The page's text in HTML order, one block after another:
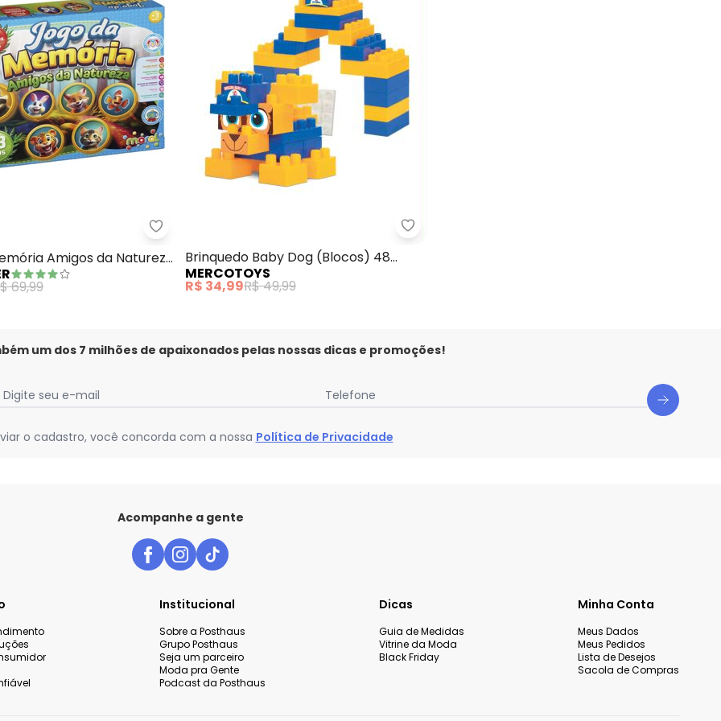
Botijão Sortido
Lar e Lazer - Jogo da Memória Amigos da Natureza (Colorido)
Amigos da Natureza
69,99
Mercotoys - Brinquedo Baby Dog (Blocos) 48
Brinquedo Baby Dog (Blocos) 48
Peças
MERCOTOYS
R$ 34,99R$ 49,99
um dos 7 milhões de apaixonados pelas nossas dicas e promoções!
Digite seu e-mail Telefone
o cadastro, você concorda com a nossa Política de Privacidade
Acompanhe a gente
Institucional
Sobre a Posthaus
Grupo Posthaus
Seja um parceiro
Moda pra Gente
Podcast da Posthaus
Dicas
Guia de Medidas
Vitrine da Moda
Black Friday
Minha Conta
Meus Dados
Meus Pedidos
Lista de Desejos
Sacola de Compras